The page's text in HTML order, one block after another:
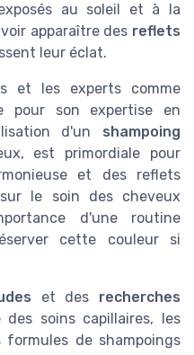
au soleil et à la
apparaître des reflets
leur éclat.
et les experts comme
pour son expertise en
d'un shampoing
est primordiale pour
et des reflets
le soin des cheveux
d'une routine
cette couleur si
et des recherches
des soins capillaires, les
formules de shampoings